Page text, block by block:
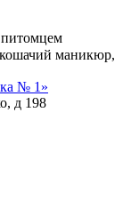
маникюр,
№ 1 »
д 198